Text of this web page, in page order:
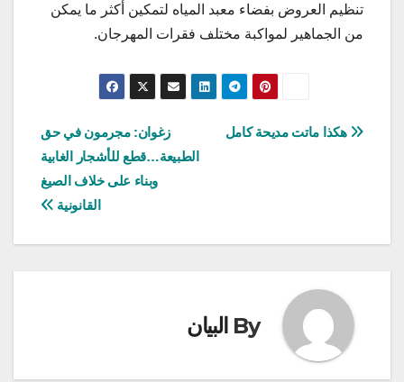
تنظيم العروض بفضاء معبد المياه لتمكين أكثر ما يمكن
من الجماهير لمواكبة مختلف فقرات المهرجان.
تصفّح
زغوان: مجرمون في حق
الطبيعة…قطع للأشجار الغابية
وبناء على خلاف الصيغ
القانونية
هكذا ماتت مديحة كامل
By البيان